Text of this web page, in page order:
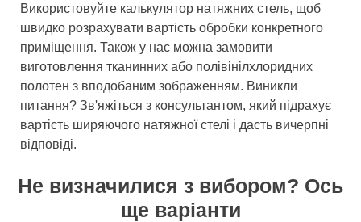
Використовуйте калькулятор натяжних стель, щоб
швидко розрахувати вартість обробки конкретного
приміщення. Також у нас можна замовити
виготовлення тканинних або полівінілхлоридних
полотен з вподобаним зображенням. Виникли
питання? Зв'яжіться з консультантом, який підрахує
вартість ширяючого натяжної стелі і дасть вичерпні
відповіді.
Не визначилися з вибором? Ось
ще варіанти